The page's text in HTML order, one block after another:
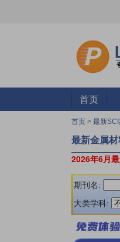
首页
首页 > 最新
最新金属
2026年6月
期刊名:
大类学科: